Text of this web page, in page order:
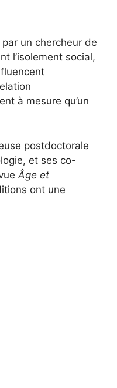
un chercheur de
l’isolement social,
à mesure qu’un
postdoctorale
et ses co-
Âge et
ont une